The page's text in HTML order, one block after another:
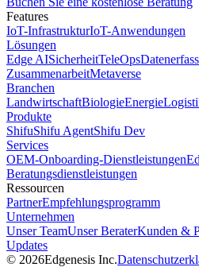
Features
IoT-InfrastrukturIoT-Anwendungen
Lösungen
Edge AISicherheitTeleOps
ZusammenarbeitMetaverse
Branchen
LandwirtschaftBiologieEnergie
Produkte
ShifuShifu AgentShifu Dev
Services
OEM-Onboarding-Dienstleistungen
Beratungsdienstleistungen
Ressourcen
PartnerEmpfehlungsprogramm
Unternehmen
Unser TeamUnser BeraterKunden &
Updates
© 2026Edgenesis Inc.